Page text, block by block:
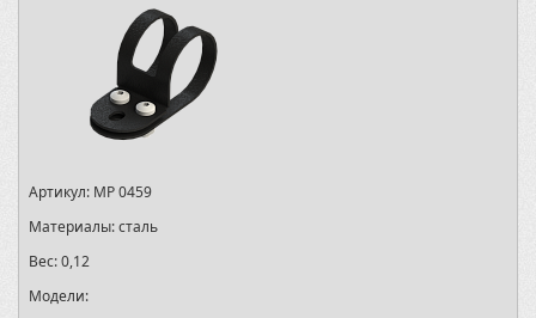
Артикул: MP 0459
Материалы:сталь
Вес:0,12
Модели: